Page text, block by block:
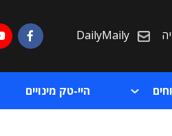
DailyMaily
היי-טק מינויים